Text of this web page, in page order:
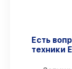
1.5x/6x
Есть
техники